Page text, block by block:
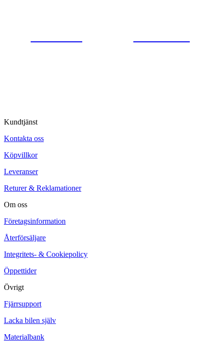
Kundtjänst
Kontakta oss
Köpvillkor
Leveranser
Returer & Reklamationer
Om oss
Företagsinformation
Återförsäljare
Integritets- & Cookiepolicy
Öppettider
Övrigt
Fjärrsupport
Lacka bilen själv
Materialbank